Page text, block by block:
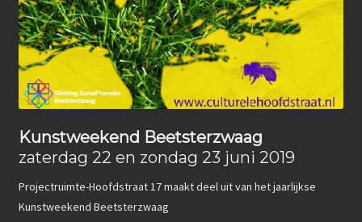
Kunstweekend Beetsterzwaag
zaterdag 22 en zondag 23 juni 2019
Projectruimte-Hoofdstraat 17 maakt deel uit van het jaarlijkse
Kunstweekend Beetsterzwaag